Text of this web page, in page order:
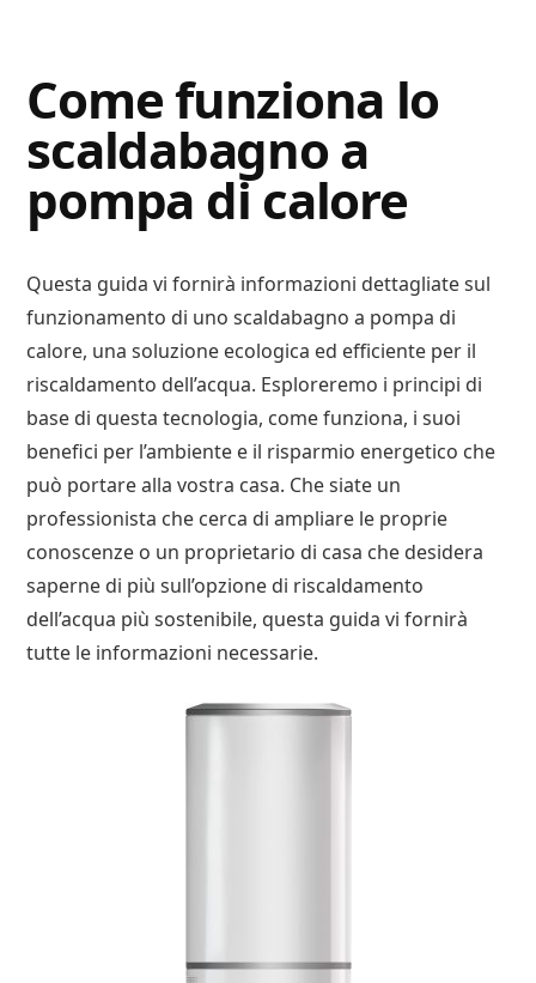
Advisory
Come funziona lo
scaldabagno a
pompa di calore
Questa guida vi fornirà informazioni dettagliate sul
funzionamento di uno scaldabagno a pompa di
calore, una soluzione ecologica ed efficiente per il
riscaldamento dell’acqua. Esploreremo i principi di
base di questa tecnologia, come funziona, i suoi
benefici per l’ambiente e il risparmio energetico che
può portare alla vostra casa. Che siate un
professionista che cerca di ampliare le proprie
conoscenze o un proprietario di casa che desidera
saperne di più sull’opzione di riscaldamento
dell’acqua più sostenibile, questa guida vi fornirà
tutte le informazioni necessarie.